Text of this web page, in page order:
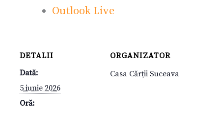
Outlook Live
DETALII
Dată:
5 iunie 2026
Oră:
ORGANIZATOR
Casa Cărții Suceava